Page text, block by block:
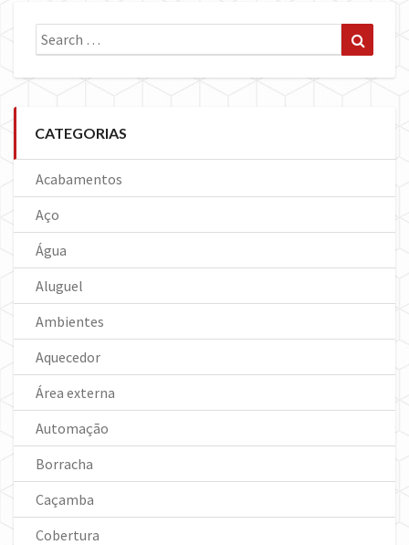
Search
for:
CATEGORIAS
Acabamentos
Aço
Água
Aluguel
Ambientes
Aquecedor
Área externa
Automação
Borracha
Caçamba
Cobertura